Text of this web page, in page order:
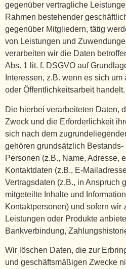
gegenüber vertragliche
Rahmen bestehender
gegenüber Mitgliedern, tätig
von Leistungen und
verarbeiten wir die Daten
Abs. 1 lit. f. DSGVO auf
Interessen, z.B. wenn es sich
oder Öffentlichkeitsarbeit handelt.
Die hierbei verarbeiteten Daten,
Zweck und die Erforderlichkeit
sich nach dem
gehören grundsätzlich
Personen (z.B., Name, Adresse,
Kontaktdaten (z.B., E-
Vertragsdaten (z.B., in Anspruch
mitgeteilte Inhalte und
Kontaktpersonen) und sofern wir
Leistungen oder Produkte
Bankverbindung,
Wir löschen Daten, die zur
und geschäftsmäßigen Zwecke